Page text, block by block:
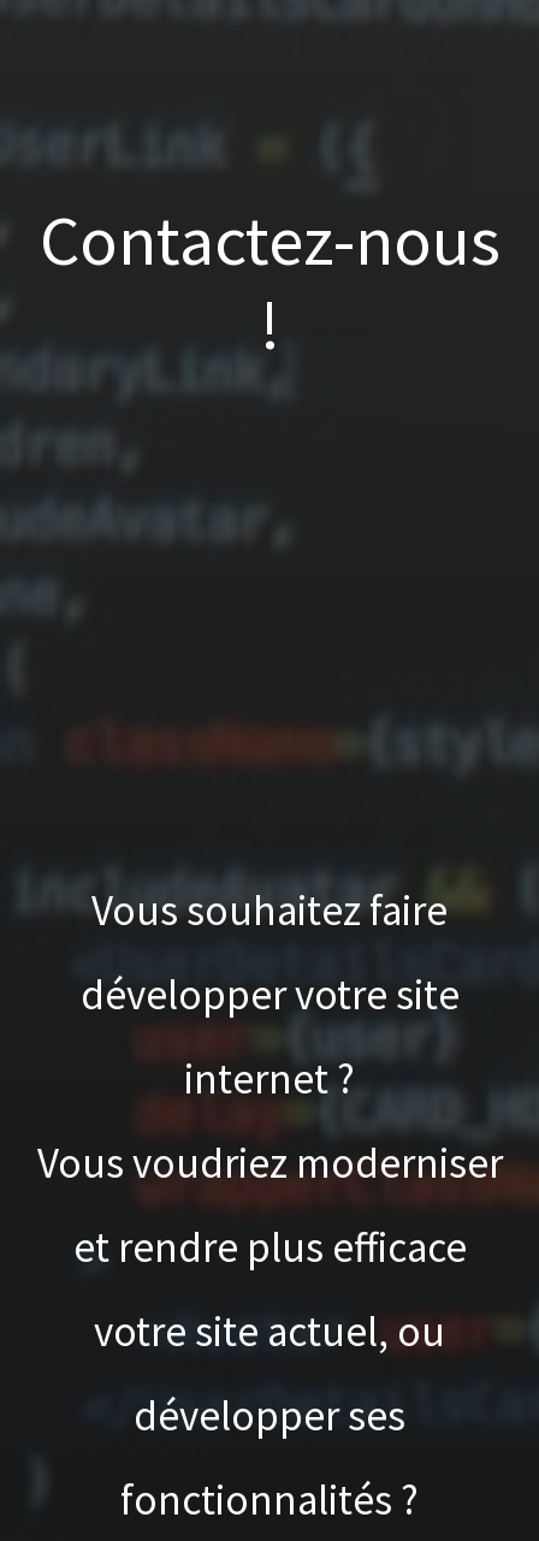
Contactez-nous
!
Vous souhaitez faire
développer votre site
internet ?
Vous voudriez moderniser
et rendre plus efficace
votre site actuel, ou
développer ses
fonctionnalités ?